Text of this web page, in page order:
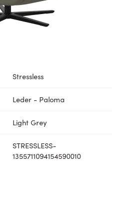
Stressless
Leder - Paloma
Light Grey
STRESSLESS-
1355711094154590010